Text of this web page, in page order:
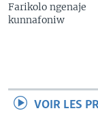
Farikolo ngenaje
kunnafoniw
VOIR LES